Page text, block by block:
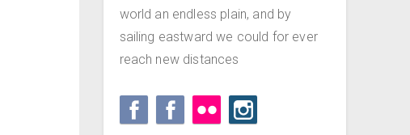
world an endless plain, and by
sailing eastward we could for ever
reach new distances